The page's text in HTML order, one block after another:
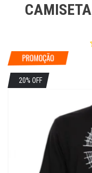
20% OFF